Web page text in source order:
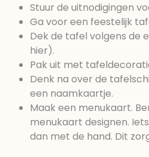
Stuur de uitnodigingen
Ga voor een feestelijk
Dek de tafel volgens de
hier).
Pak uit met
Denk na over de
een naamkaartje.
Maak een menukaart.
menukaart designen.
dan met de hand. Dit